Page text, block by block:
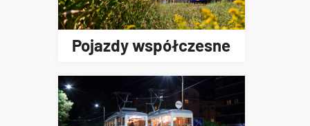
Pojazdy współczesne